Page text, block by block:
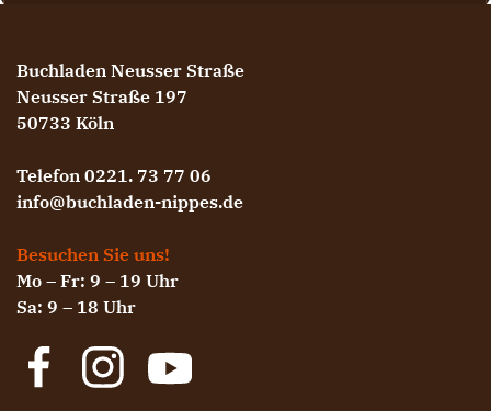
Buchladen Neusser Straße
Neusser Straße 197
50733 Köln
Telefon 0221. 73 77 06
info@buchladen-nippes.de
Besuchen Sie uns!
Mo – Fr: 9 – 19 Uhr
Sa: 9 – 18 Uhr